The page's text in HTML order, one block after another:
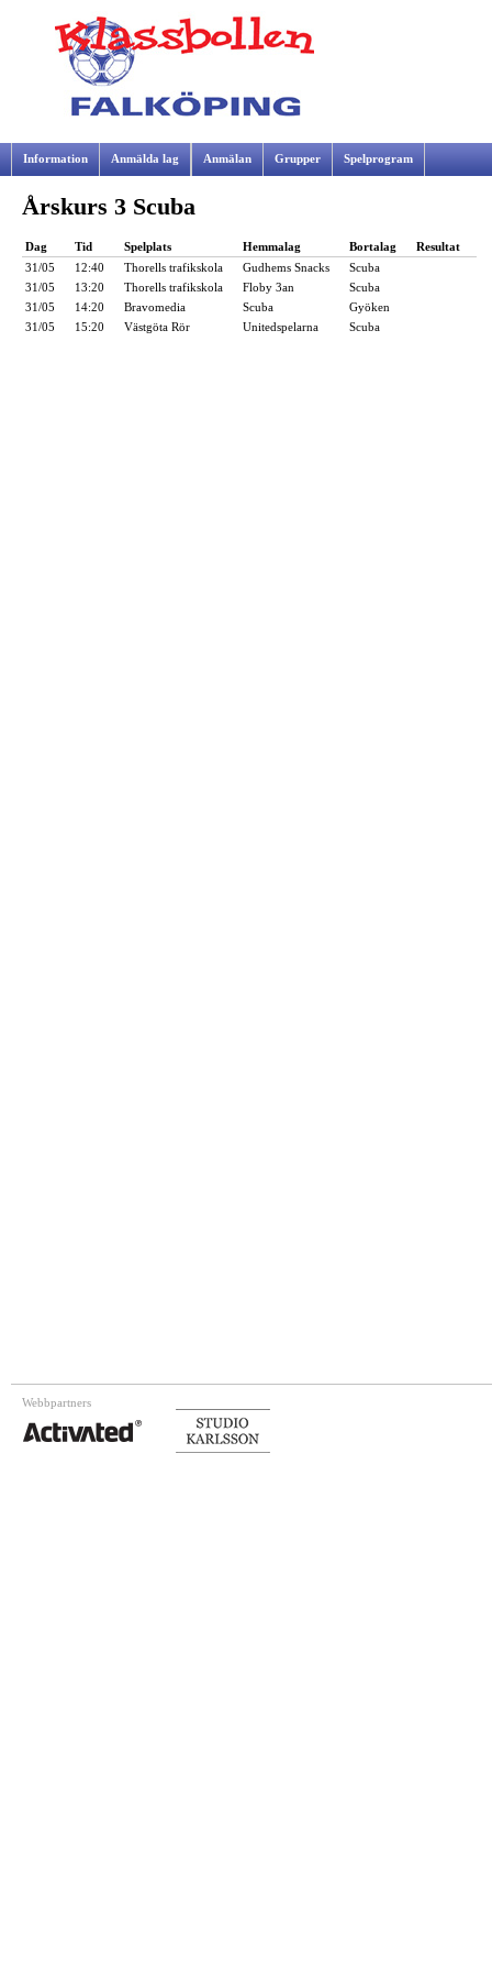
Information Anmälda lag Anmälan Grupper Spelprogram
Samarbetspartners
Årskurs 3 Scuba
Dag Tid Spelplats Hemmalag Bortalag
Resultat
31/05
12:40 Thorells trafikskola Gudhems Snacks
Scuba
31/05
13:20 Thorells trafikskola Floby 3an
Scuba
31/05
14:20 Bravomedia Scuba
Gyöken
31/05
15:20 Västgöta Rör Unitedspelarna Scuba
Webbpartners